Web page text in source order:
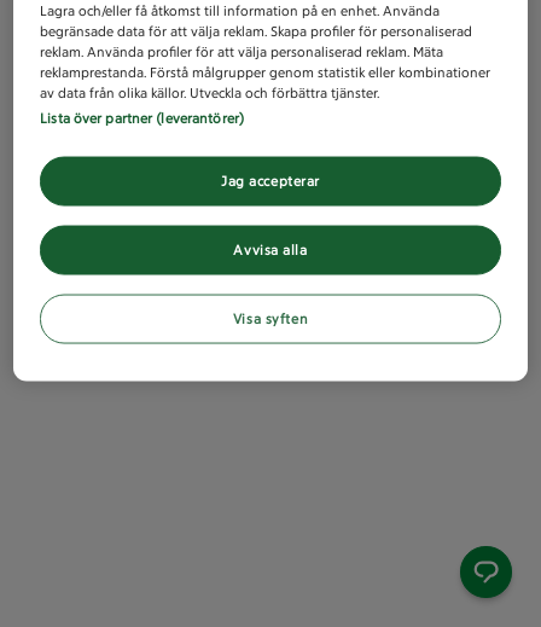
Lagra och/eller få åtkomst till information på en enhet. Använda
begränsade data för att välja reklam. Skapa profiler för personaliserad
reklam. Använda profiler för att välja personaliserad reklam. Mäta
reklamprestanda. Förstå målgrupper genom statistik eller kombinationer
av data från olika källor. Utveckla och förbättra tjänster.
Lista över partner (leverantörer)
Avvisa alla
Jag accepterar
Visa syften